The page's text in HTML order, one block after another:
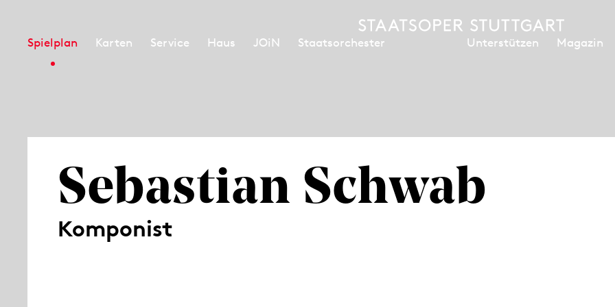
Spielplan Karten Service Haus JOiN Staatsorchester Unterstützen Magazin
Sebastian Schwab
Komponist